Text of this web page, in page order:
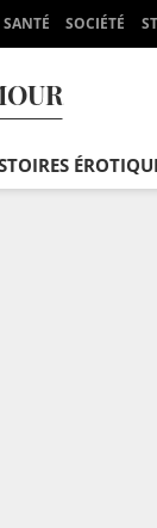
SANTÉ SOCIÉTÉ